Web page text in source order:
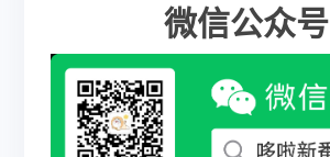
微信公众号